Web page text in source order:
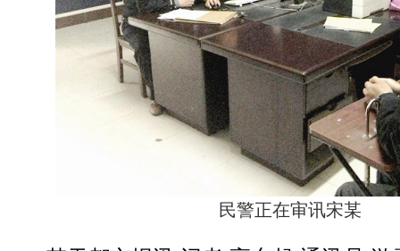
民警正在审讯宋某